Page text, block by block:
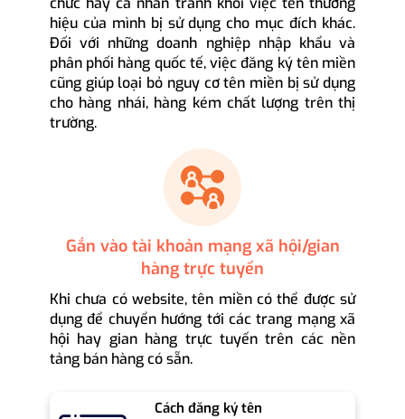
hiệu của mình bị sử dụng cho mục đích khác.
Đối với những doanh nghiệp nhập khẩu và
phân phối hàng quốc tế, việc đăng ký tên miền
cũng giúp loại bỏ nguy cơ tên miền bị sử dụng
cho hàng nhái, hàng kém chất lượng trên thị
trường.
Gắn vào tài khoản mạng xã hội/gian
hàng trực tuyến
Khi chưa có website, tên miền có thể được sử
dụng để chuyển hướng tới các trang mạng xã
hội hay gian hàng trực tuyến trên các nền
tảng bán hàng có sẵn.
Cách đăng ký tên